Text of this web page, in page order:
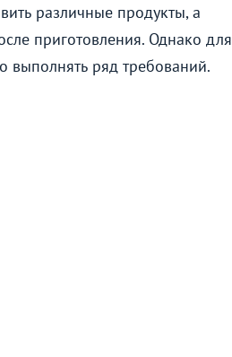
различные продукты, а
приготовления. Однако для
выполнять ряд требований.